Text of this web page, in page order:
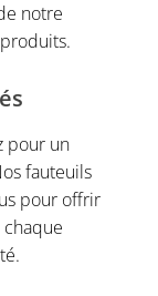
notre
pour un
fauteuils
pour offrir